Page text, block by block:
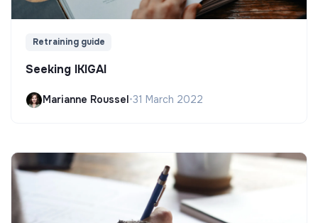
Retraining guide
Seeking IKIGAI
Marianne Roussel•31 March 2022